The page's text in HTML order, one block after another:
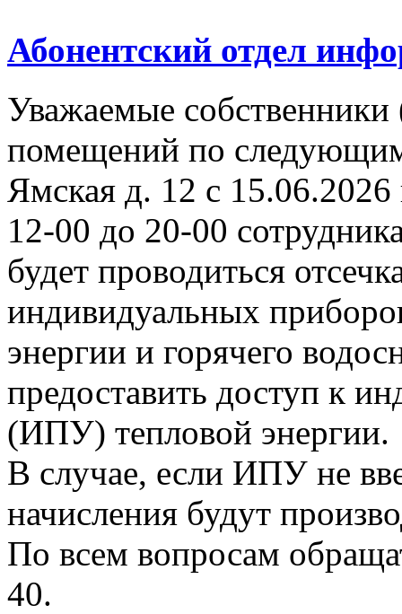
Абонентский отдел
Уважаемые
помещений по
Ямская д. 12 с
12-00 до 20-00
будет проводиться
индивидуальных
энергии и горячего
предоставить доступ к
(ИПУ) тепловой энергии.
В случае, если ИПУ не
начисления будут
По всем вопросам
40.